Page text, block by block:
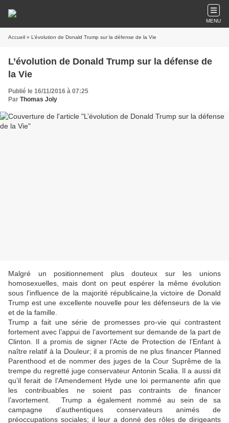
MENU
Accueil » L’évolution de Donald Trump sur la défense de la Vie
L’évolution de Donald Trump sur la défense de
la Vie
Publié le 16/11/2016 à 07:25
Par Thomas Joly
Malgré un positionnement plus douteux sur les unions
homosexuelles, mais dont on peut espérer la même évolution
sous l'influence de la majorité républicaine,la victoire de Donald
Trump est une excellente nouvelle pour les défenseurs de la vie
et de la famille.
Trump a fait une série de promesses pro-vie qui contrastent
fortement avec l’appui de l’avortement sur demande de la part de
Clinton. Il a promis de signer l’Acte de Protection de l’Enfant à
naître relatif à la Douleur; il a promis de ne plus financer Planned
Parenthood et de nommer des juges de la Cour Suprême de la
trempe du regretté juge conservateur Antonin Scalia. Il a aussi dit
qu’il ferait de l’Amendement Hyde une loi permanente afin que
les contribuables ne soient pas contraints de financer
l’avortement. Trump a également nommé au sein de sa
campagne d’authentiques conservateurs animés de
préoccupations sociales; il leur a donné des rôles de dirigeants